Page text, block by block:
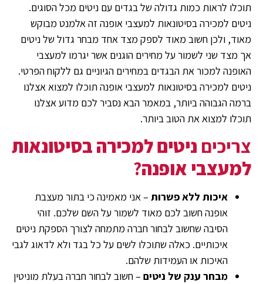
תוכלו לראות כמות גדולה של בגדים עם ניטים מכל הסוגים.
ניטים למכירה בסיטונאות למעצבי אופנה זה אלמנט מבוקש
מאוד, ולכן חשוב מאוד לספק מצד אחד מבחר גדול של ניטים
אך מצד שני לשמור על מחירים הוגנים אשר יגרמו למעצבי
האופנה למכור את הבגדים במחירים הגיוניים גם ללקוח הפרטי.
ניטים למכירה בסיטונאות למעצבי אופנה תוכלו למצוא אצלנו
ברמה הגבוהה ביותר, במאמר הבא נסביר לכם מדוע אצלנו
תוכלו למצוא את הטוב ביותר.
צריכים ניטים למכירה בסיטונאות
למעצבי אופנה?
איכות ללא פשרות – אני מאמינה כי בתור מעצבת
אופנה חשוב לכם מאוד לשמור על השם שלכם. זוהי
הסיבה שחשוב לבחור חברה מתמחה לצורך הספקת ניטים
איכותיים. כאלה שתוכלו לשים על כל בגד ולא לדאוג לגבי
האיכות או העמידות שלהם.
מבחר ענק של ניטים – חשוב לבחור חברה בעלת מוניטין